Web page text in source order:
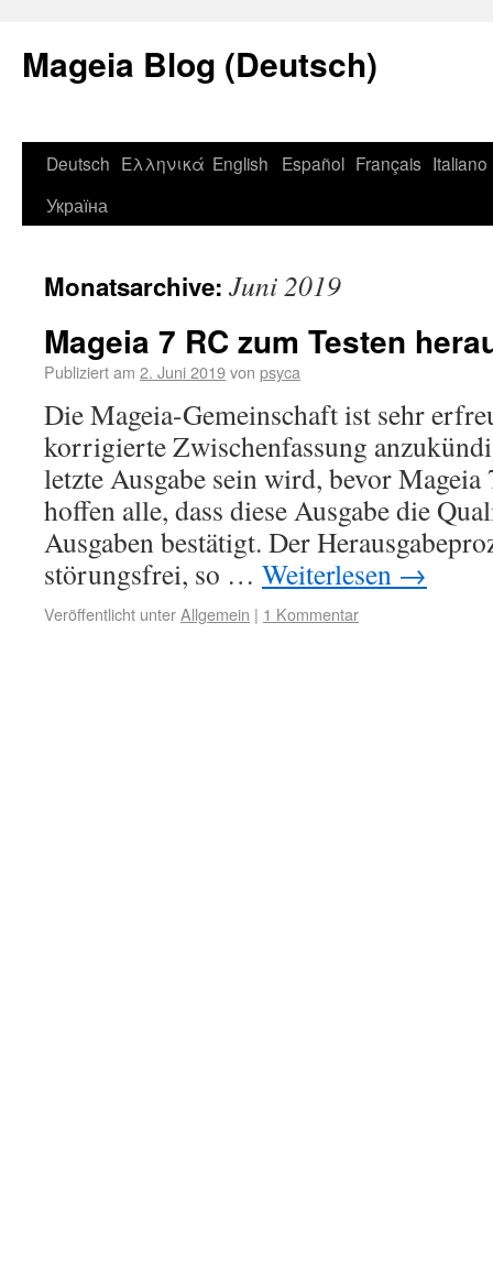
Mageia Blog (Deutsch)
Deutsch Ελληνικά English Español Français Italiano
Україна
Monatsarchive: Juni 2019
Mageia 7 RC zum Testen
Publiziert am 2. Juni 2019von psyca
Die Mageia-Gemeinschaft ist sehr
korrigierte Zwischenfassung
letzte Ausgabe sein wird, bevor
hoffen alle, dass diese Ausgabe die
Ausgaben bestätigt. Der
störungsfrei, so … Weiterlesen →
Veröffentlicht unterAllgemein | 1 Kommentar